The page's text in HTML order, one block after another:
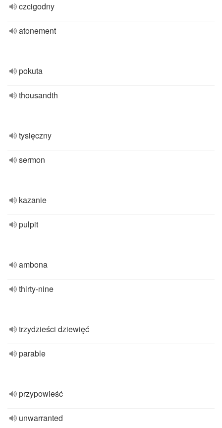
czcigodny
atonement
pokuta
thousandth
tysięczny
sermon
kazanie
pulpit
ambona
thirty-nine
trzydzieści dziewięć
parable
przypowieść
unwarranted